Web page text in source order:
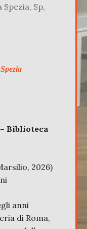
Sp,
Biblioteca
2026)
anni
di Roma,